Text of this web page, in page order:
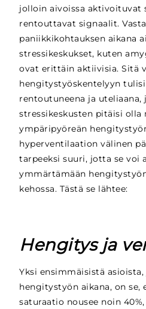
jolloin aivoissa aktivoituvat
rentouttavat signaalit.
paniikkikohtauksen aikana
stressikeskukset, kuten
ovat erittäin aktiivisia. Sitä
hengitystyöskentelyyn
rentoutuneena ja uteliaana,
stressikeskusten pitäisi olla
ympäripyöreän
hyperventilaation välinen
tarpeeksi suuri, jotta se voi
ymmärtämään
kehossa. Tästä se lähtee:
Hengitys ja
Yksi ensimmäisistä
hengitystyön aikana, on se,
saturaatio nousee noin